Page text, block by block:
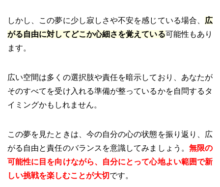
しかし、この夢に少し寂しさや不安を感じている場合、 広
がる自由に対してどこか心細さを覚えている可能性もあり
ます。
広い空間は多くの選択肢や責任を暗示しており、あなたが
そのすべてを受け入れる準備が整っているかを自問するタ
イミングかもしれません。
この夢を見たときは、今の自分の心の状態を振り返り、広
がる自由と責任のバランスを意識してみましょう。 無限の
可能性に目を向けながら、自分にとって心地よい範囲で新
しい挑戦を楽しむことが大切です。